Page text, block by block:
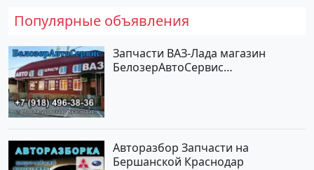
Популярные объявления
Запчасти ВАЗ-Лада магазин
БелозерАвтоСервис
Авторазбор Запчасти на
Бершанской Краснодар